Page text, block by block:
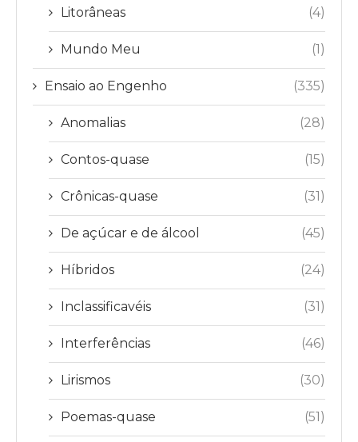
Litorâneas (4)
Mundo Meu (1)
Ensaio ao Engenho (335)
Anomalias (28)
Contos-quase (15)
Crônicas-quase (31)
De açúcar e de álcool (45)
Híbridos (24)
Inclassificavéis (31)
Interferências (46)
Lirismos (30)
Poemas-quase (51)